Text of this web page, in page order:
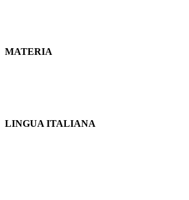
MATERIA
LINGUA ITALIANA